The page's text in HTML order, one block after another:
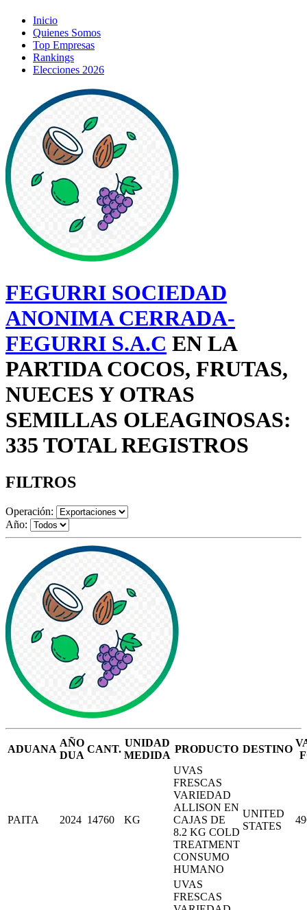
Inicio
Quienes Somos
Top Empresas
Rankings
Elecciones 2026
FEGURRI SOCIEDAD
ANONIMA CERRADA-
FEGURRI S.A.C EN LA
PARTIDA COCOS, FRUTAS,
NUECES Y OTRAS
SEMILLAS OLEAGINOSAS:
335 TOTAL REGISTROS
FILTROS
Operación:
Año:
ADUANA
AÑO
DUA
CANT.
UNIDAD
MEDIDA
PRODUCTO DESTINO
PAITA 2024 14760 KG
UVAS
FRESCAS
VARIEDAD
ALLISON EN
CAJAS DE
8.2 KG COLD
TREATMENT
CONSUMO
HUMANO
UNITED
STATES
UVAS
FRESCAS